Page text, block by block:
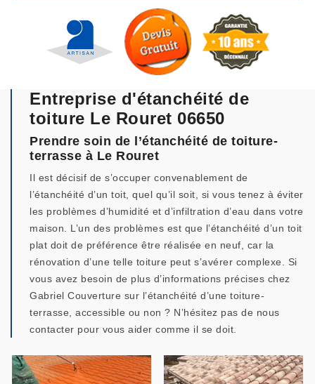
Entreprise d'étanchéité de
toiture Le Rouret 06650
Prendre soin de l’étanchéité de toiture-
terrasse à Le Rouret
Il est décisif de s’occuper convenablement de
l’étanchéité d’un toit, quel qu’il soit, si vous tenez à éviter
les problèmes d’humidité et d’infiltration d’eau dans votre
maison. L’un des problèmes est que l’étanchéité d’un toit
plat doit de préférence être réalisée en neuf, car la
rénovation d’une telle toiture peut s’avérer complexe. Si
vous avez besoin de plus d’informations précises chez
Gabriel Couverture sur l’étanchéité d’une toiture-
terrasse, accessible ou non ? N’hésitez pas de nous
contacter pour vous aider comme il se doit.